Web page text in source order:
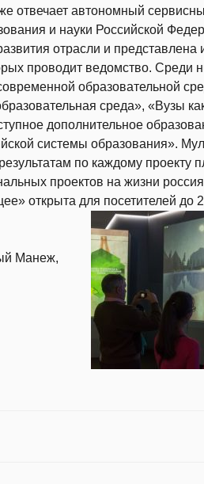
отвечает автономный
и науки Российской
отрасли и
проводит ведомство. Среди
образовательной
среда», «Вузы
дополнительное
системы образования».
по каждому проекту
проектов на жизни
открыта для посетителей до
Манеж,